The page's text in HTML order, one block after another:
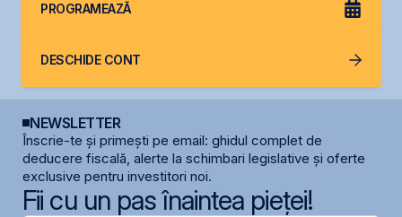
PROGRAMEAZĂ
DESCHIDE CONT
NEWSLETTER
Înscrie-te și primești pe email: ghidul complet de
deducere fiscală, alerte la schimbari legislative și oferte
exclusive pentru investitori noi.
Fii cu un pas înaintea pieței!